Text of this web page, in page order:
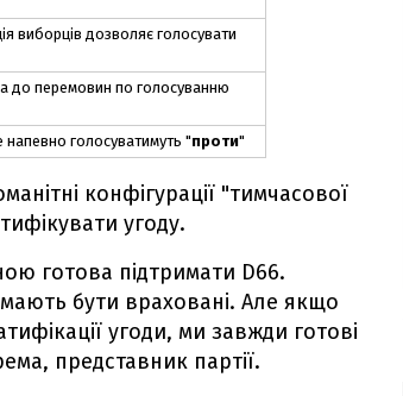
виборців дозволяє голосувати
до перемовин по голосуванню
напевно голосуватимуть "проти"
конфігурації "тимчасової
угоду.
готова підтримати D66.
бути враховані. Але якщо
угоди, ми завжди готові
представник партії.